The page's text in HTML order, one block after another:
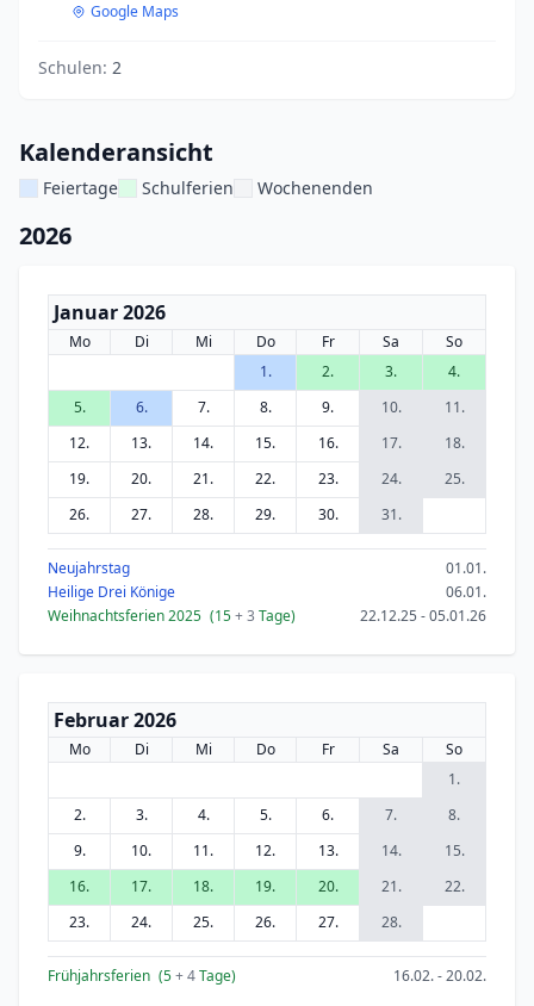
Google Maps
Schulen: 2
Kalenderansicht
Feiertage Schulferien Wochenenden
2026
Januar 2026
Mo Di Mi Do Fr Sa
So
1.
2. 3.
4.
5.
6. 7. 8. 9. 10.
11.
12.
13. 14. 15. 16. 17.
18.
19.
20. 21. 22. 23. 24.
25.
26.
27. 28. 29. 30. 31.
Neujahrstag
01.01.
Heilige Drei Könige
06.01.
Weihnachtsferien 2025 (15+ 3 Tage) 22.12.25 - 05.01.26
Februar 2026
Mo Di Mi Do Fr Sa
So
1.
2.
3. 4. 5. 6. 7.
8.
9.
10. 11. 12. 13. 14.
15.
16.
17. 18. 19. 20. 21.
22.
23.
24. 25. 26. 27. 28.
Frühjahrsferien (5+ 4Tage) 16.02. - 20.02.